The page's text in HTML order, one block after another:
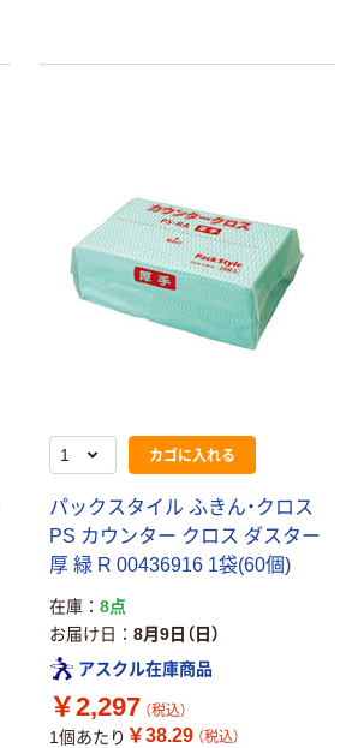
カゴに入れる
パックスタイル ふきん・クロス
PS カウンター クロス ダスター
厚 緑 R 00436916 1袋(60個)
在庫
8点
お届け日
8月9日（日）
アスクル在庫商品
￥2,297 （税込）
1個あたり ￥38.29 （税込）